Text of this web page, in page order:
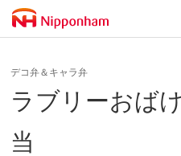
デコ弁＆キャラ弁
ラブリーおば
当